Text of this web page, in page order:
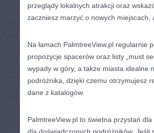
przeglądy lokalnych atrakcji oraz
zaczniesz marzyć o nowych
Na łamach PalmtreeView.pl regularnie
propozycje spacerów oraz listy „must
wypady w góry, a także miasta idealne
podróżnika, dzięki czemu otrzymujesz
dane z katalogów.
PalmtreeView.pl to świetna przystań